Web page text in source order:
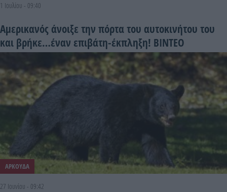
1 Ιουλίου - 09:40
Αμερικανός άνοιξε την πόρτα του αυτοκινήτου του
και βρήκε…έναν επιβάτη-έκπληξη! ΒΙΝΤΕΟ
ΑΡΚΟΥΔΑ
27 Ιουνίου - 09:42